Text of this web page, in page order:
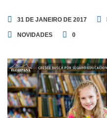
31 DE JANEIRO DE 2017
NOVIDADES 0